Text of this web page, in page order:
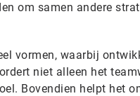
om samen andere
vormen, waarbij
niet alleen het
Bovendien helpt het